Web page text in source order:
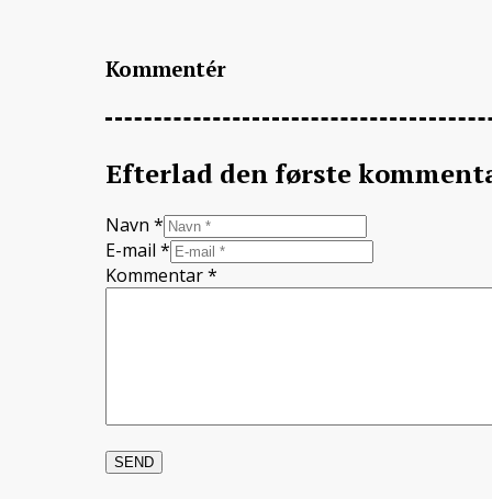
Kommentér
Efterlad den første
Navn *
E-mail *
Kommentar*